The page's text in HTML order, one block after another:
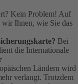
Kein Problem! Auf
wir Ihnen, wie Sie das
Bei
die Internationale
Ländern wird
verlangt. Trotzdem